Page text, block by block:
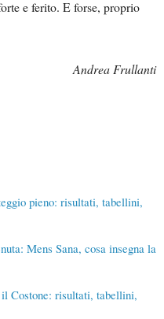
e ferito. E forse, proprio
Andrea Frullanti
pieno: risultati, tabellini,
Mens Sana, cosa insegna la
Costone: risultati, tabellini,